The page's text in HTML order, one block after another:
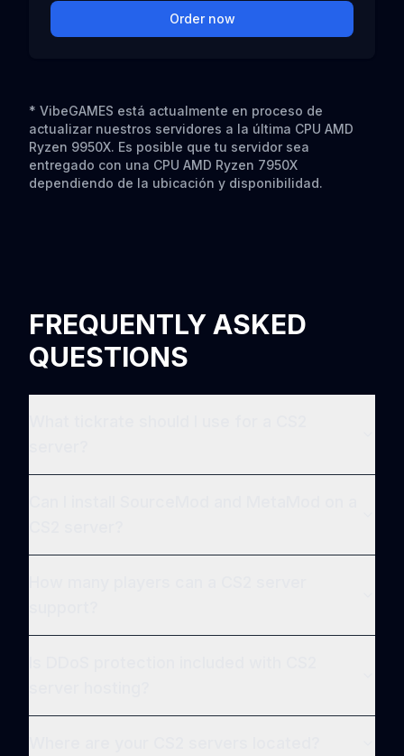
Order now
* VibeGAMES está actualmente en proceso de
actualizar nuestros servidores a la última CPU AMD
Ryzen 9950X. Es posible que tu servidor sea
entregado con una CPU AMD Ryzen 7950X
dependiendo de la ubicación y disponibilidad.
FREQUENTLY ASKED
QUESTIONS